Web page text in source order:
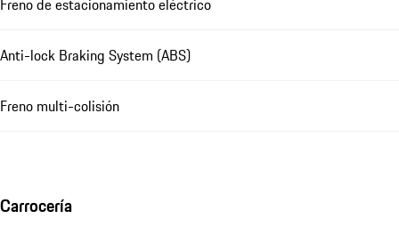
Freno de estacionamiento eléctrico
Anti-lock Braking System (ABS)
Freno multi-colisión
Carrocería